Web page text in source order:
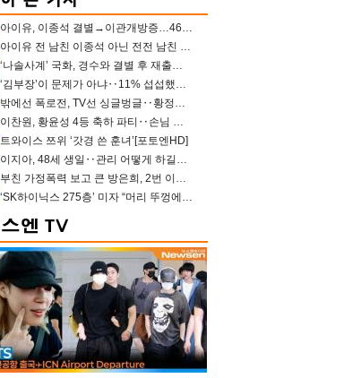
아이유, 이종석 결별→이관개방증…46장 꽉 채운 유애나 ♥ “열심히 사는 중”
아이유 전 남친 이종석 아닌 전전 남친 장기하 소환 ‘별일 없이 산다’ 선곡…46장에 꾹 눌러 담은 근황
‘나솔사계’ 국화, 경수와 결별 후 재출연…첫인상 3표 몰표
‘김부장’이 문제가 아냐‥11% 섭섭했던 ‘재벌X형사2’ 돈·빽 총동원해 컴백 [TV보고서]
밖에선 폭로전, TV선 싱글벙글‥황정민 ‘틈만 나면’ 출연, 피로감은 시청자 몫
이찬원, 황윤성 4등 축하 파티‥손님 모으려 블랙핑크 지수와 친한 척(편스토랑)[어제TV]
트와이스 쯔위 ‘갓경 쓴 훈녀’[포토엔HD]
이지아, 48세 생일‥관리 어떻게 하길래 놀라운 동안 미모
부친 가정폭력 보고 큰 방은희, 2번 이혼 후 잠수→母 고독사에 자책(특종세상)[어제TV]
‘SK하이닉스 275층’ 미자 “머리 뚜껑에서 사, 주식만 안 해도 돈 버는 것”